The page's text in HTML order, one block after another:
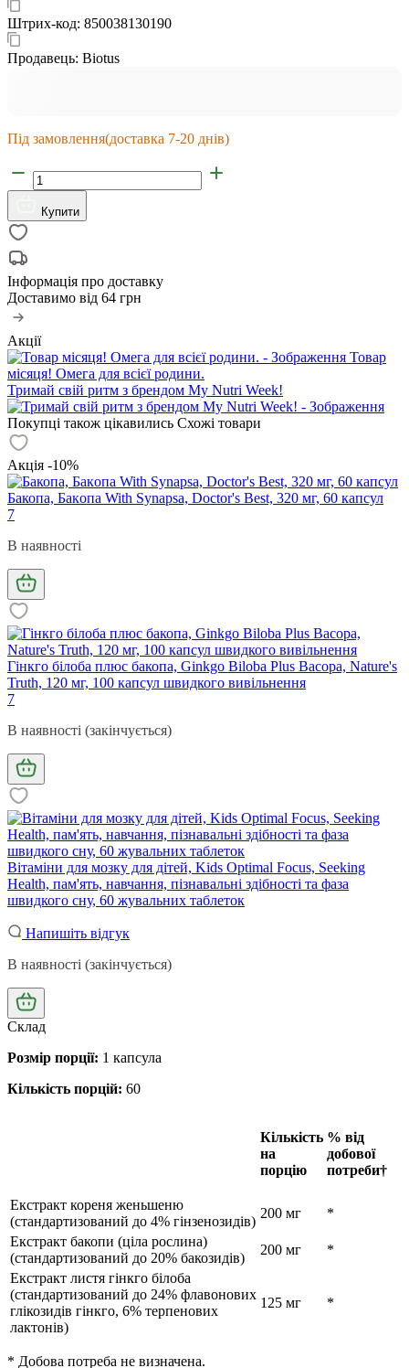
Штрих-код: 850038130190
Продавець: Biotus
Під замовлення(доставка 7-20 днів)
Купити
Інформація про доставку
Доставимо від 64 грн
Акції
Товар
місяця! Омега для всієї родини.
Тримай свій ритм з брендом My Nutri Week!
Покупці також цікавились Схожі товари
Акція -10%
Бакопа, Бaкoпa With Synapsa, Doctor's Best, 320 мг, 60 капсул
7
В наявності
Гінкго білоба плюс бакопа, Ginkgo Biloba Plus Bacopa, Nature's
Truth, 120 мг, 100 капсул швидкого вивільнення
7
В наявності (закінчується)
Вітаміни для мозку для дітей, Kids Optimal Focus, Seeking
Health, пам'ять, навчання, пізнавальні здібності та фаза
швидкого сну, 60 жувальних таблеток
Напишіть відгук
В наявності (закінчується)
Склад
Розмір порції: 1 капсула
Кількість порцій: 60
Кількість
на
порцію
% від
добової
потреби†
Екстракт кореня женьшеню
(стандартизований до 4% гінзенозидів)
200 мг
*
Екстракт бакопи (ціла рослина)
(стандартизований до 20% бакозидів)
200 мг
*
Екстракт листя гінкго білоба
(стандартизований до 24% флавонових
глікозидів гінкго, 6% терпенових
лактонів)
125 мг *
* Добова потреба не визначена.